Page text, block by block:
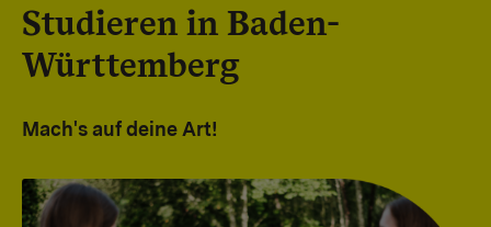
Studieren in Baden-
Württemberg
Mach's auf deine Art!